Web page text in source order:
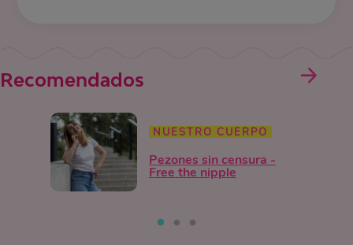
Recomendados
NUESTRO CUERPO
Pezones sin censura -
Free the nipple